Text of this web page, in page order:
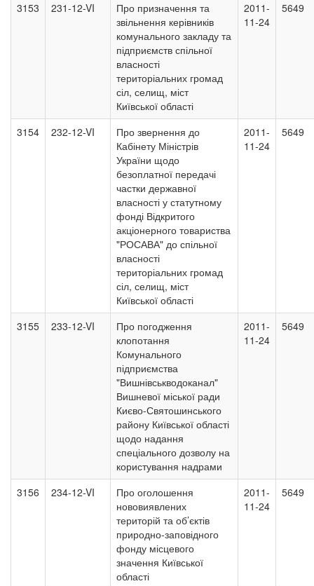
3153 231-12-VI
Про призначення та
звільнення керівників
комунального закладу та
підприємств спільної
власності
територіальних громад
сіл, селищ, міст
Київської області
2011-
11-24
5649
3154 232-12-VI
Про звернення до
Кабінету Міністрів
України щодо
безоплатної передачі
частки державної
власності у статутному
фонді Відкритого
акціонерного товариства
"РОСАВА" до спільної
власності
територіальних громад
сіл, селищ, міст
Київської області
2011-
11-24
5649
3155 233-12-VI
Про погодження
клопотання
Комунального
підприємства
"Вишнівськводоканал"
Вишневої міської ради
Києво-Святошинського
району Київської області
щодо надання
спеціального дозволу на
користування надрами
2011-
11-24
5649
3156 234-12-VI
Про оголошення
нововиявлених
територій та об’єктів
природно-заповідного
фонду місцевого
значення Київської
області
2011-
11-24
5649